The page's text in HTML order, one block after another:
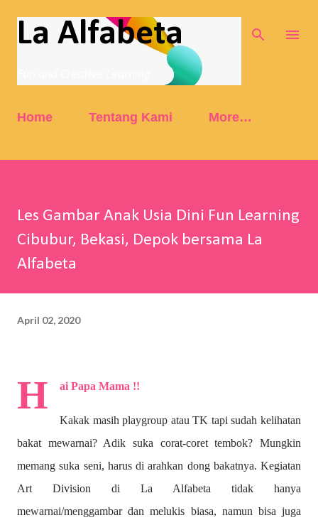
Skip to main content
La Alfabeta
Home Tentang Kami More…
Les Gambar Anak Usia Dini Fun Learning
Cibubur, Bekasi, Depok bersama La
Alfabeta
April 02, 2020
H ai Papa Mama !!
Kakak masih playgroup atau TK tapi sudah kelihatan
bakat mewarnai? Adik suka corat-coret tembok? Mungkin
memang suka seni, harus di arahkan dong bakatnya. Kegiatan
Art Division di La Alfabeta tidak hanya
mewarnai/menggambar dan melukis biasa, namun bisa juga